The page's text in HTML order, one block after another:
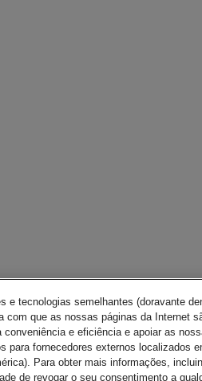
e tecnologias semelhantes (doravante
com que as nossas páginas da Internet
conveniência e eficiência e apoiar as
para fornecedores externos localizados
Para obter mais informações,
de revogar o seu consentimento a